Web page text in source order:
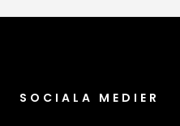
SOCIALA MEDIER